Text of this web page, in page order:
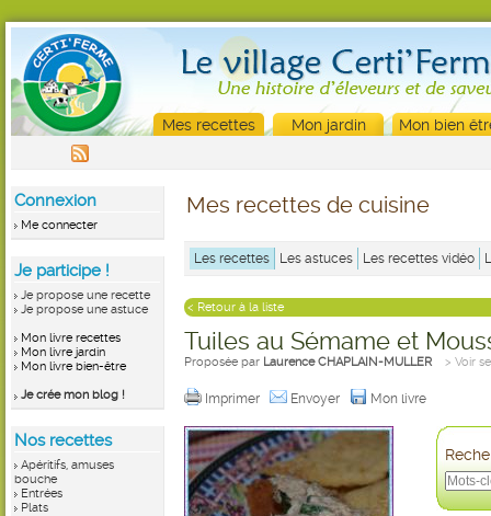
Mes recettes Mon jardin Mon bien
Connexion
Me connecter
Je participe !
Je propose une recette
Je propose une astuce
Mon livre recettes
Mon livre jardin
Mon livre bien-être
Je crée mon blog !
Nos recettes
Apéritifs, amuses
bouche
Entrées
Plats
Mes recettes de cuisine
Les recettes Les astuces Les recettes vidéo
< Retour à la liste
Tuiles au Sémame et
Proposée par Laurence CHAPLAIN-MULLER > Voir
Imprimer Envoyer Mon livre